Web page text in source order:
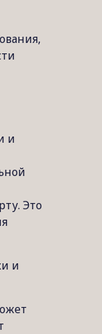
и
Это
и